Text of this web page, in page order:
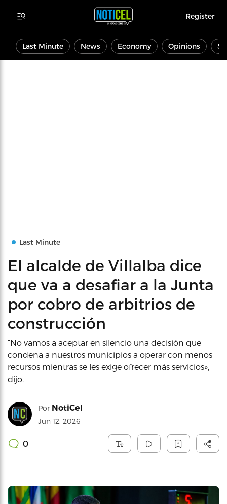
Register
Last Minute News Economy Opinions
Last Minute
El alcalde de Villalba dice
que va a desafiar a la Junta
por cobro de arbitrios de
construcción
“No vamos a aceptar en silencio una decisión que
condena a nuestros municipios a operar con menos
recursos mientras se les exige ofrecer más servicios»,
dijo.
Por NotiCel
Jun 12, 2026
0